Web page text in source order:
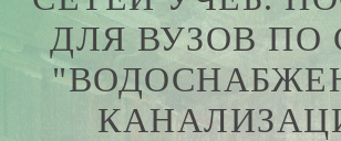
ДЛЯ ВУЗОВ ПО